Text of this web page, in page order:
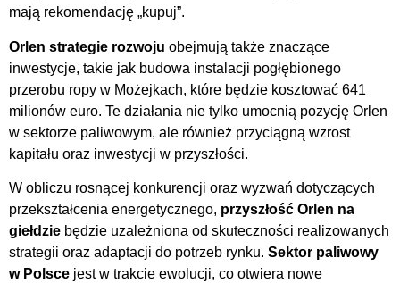
mają rekomendację „kupuj”.
Orlen strategie rozwoju obejmują także znaczące
inwestycje, takie jak budowa instalacji pogłębionego
przerobu ropy w Możejkach, które będzie kosztować 641
milionów euro. Te działania nie tylko umocnią pozycję Orlen
w sektorze paliwowym, ale również przyciągną wzrost
kapitału oraz inwestycji w przyszłości.
W obliczu rosnącej konkurencji oraz wyzwań dotyczących
przekształcenia energetycznego, przyszłość Orlen na
giełdzie będzie uzależniona od skuteczności realizowanych
strategii oraz adaptacji do potrzeb rynku. Sektor paliwowy
w Polsce jest w trakcie ewolucji, co otwiera nowe